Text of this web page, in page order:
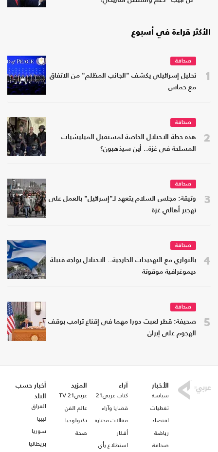
الأكثر قراءة في أسبوع
1
صحافة
تحليل إسرائيلي يكشف "الجانب المظلم" من الاتفاق
مع حماس
2
صحافة
هذه خطة الاحتلال الخاصة لمستقبل الميليشيات
المسلحة في غزة.. أين سيذهبون؟
3
صحافة
وثيقة: مجلس السلام يتعهد لـ"إسرائيل" بالعمل على
تهجير أهالي غزة
4
صحافة
بالتوازي مع التهديدات الخارجية.. الاحتلال يواجه قنبلة
ديموغرافية موقوتة
5
صحافة
صحيفة: قطر لعبت دورا مهما في إقناع ترامب بوقف
الهجوم على إيران
الأخبار
سياسة
تغطيات
اقتصاد
رياضة
صحافة
آراء
كتاب عربي21
قضايا وآراء
مقالات مختارة
أفكار
استطلاع رأي
المزيد
عربي21 TV
عالم الفن
تكنولوجيا
صحة
أخبار حسب
البلد
العراق
ليبيا
سوريا
بريطانيا